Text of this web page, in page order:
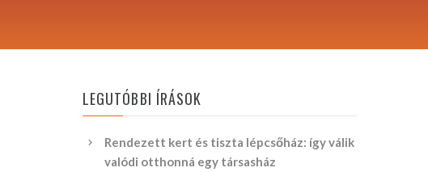
LEGUTÓBBI ÍRÁSOK
Rendezett kert és tiszta lépcsőház: így válik
valódi otthonná egy társasház